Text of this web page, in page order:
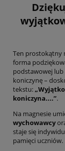
Ten prostokątny
forma
podstawowej lub
koniczynę –
tekstu:
koniczyna....”.
Na magnesie
wychowawcy
staje się
pamięci uczniów.